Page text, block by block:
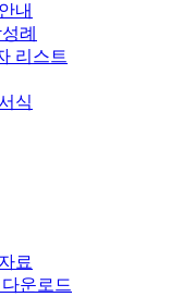
내
례
리스트
식
료
운로드